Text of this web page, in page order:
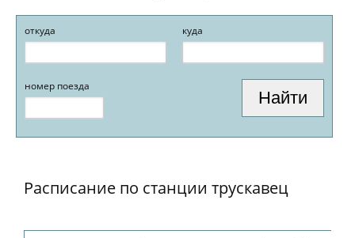
откуда куда
номер поезда
Расписание по станции трускавец